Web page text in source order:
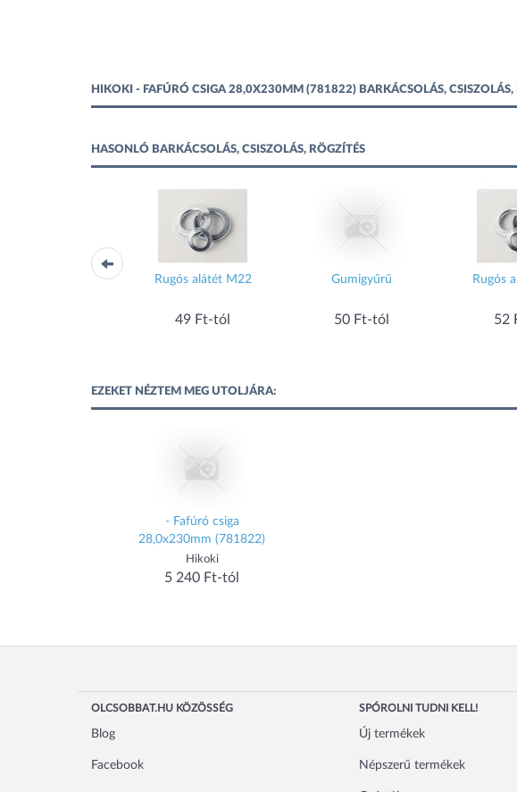
HIKOKI - FAFÚRÓ CSIGA 28,0X230MM (781822) BARKÁCSOLÁS, CSISZOLÁS,
HASONLÓ BARKÁCSOLÁS, CSISZOLÁS, RÖGZÍTÉS
tőcsavar TORX
Rugós alátét M22
49 Ft-tól
Gumigyűrű
50 Ft-tól
Rugós
52
EZEKET NÉZTEM MEG UTOLJÁRA:
- Fafúró csiga
28,0x230mm (781822)
Hikoki
5 240 Ft-tól
OLCSOBBAT.HU KÖZÖSSÉG
Blog
Facebook
SPÓROLNI TUDNI KELL!
Új termékek
Népszerű termékek